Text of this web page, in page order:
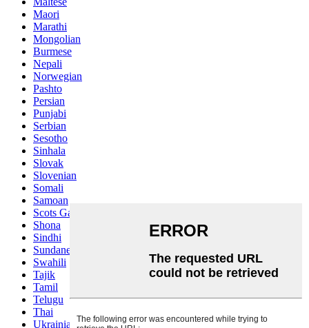
Maori
Marathi
Mongolian
Burmese
Nepali
Norwegian
Pashto
Persian
Punjabi
Serbian
Sesotho
Sinhala
Slovak
Slovenian
Somali
Samoan
Scots Gaelic
Shona
Sindhi
Sundanese
Swahili
Tajik
Tamil
Telugu
Thai
Ukrainian